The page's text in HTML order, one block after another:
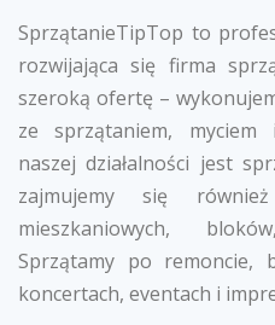
SprzątanieTipTop to
rozwijająca się firma
szeroką ofertę –
ze sprzątaniem, myciem
naszej działalności jest
zajmujemy się
mieszkaniowych,
Sprzątamy po remoncie,
koncertach, eventach i